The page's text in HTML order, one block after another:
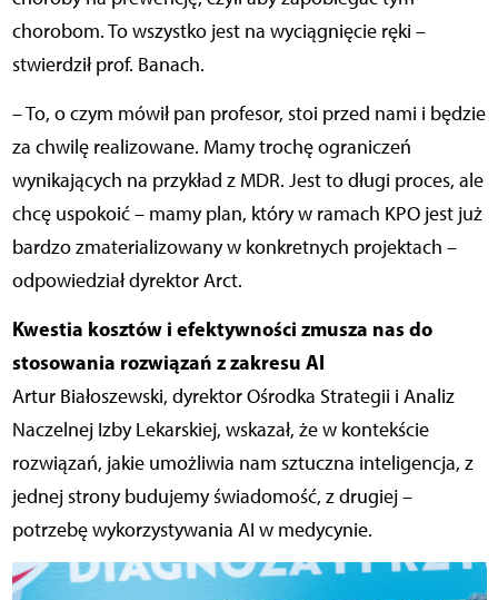
chorobom. To wszystko jest na wyciągnięcie ręki –
stwierdził prof. Banach.
– To, o czym mówił pan profesor, stoi przed nami i będzie
za chwilę realizowane. Mamy trochę ograniczeń
wynikających na przykład z MDR. Jest to długi proces, ale
chcę uspokoić – mamy plan, który w ramach KPO jest już
bardzo zmaterializowany w konkretnych projektach –
odpowiedział dyrektor Arct.
Kwestia kosztów i efektywności zmusza nas do
stosowania rozwiązań z zakresu AI
Artur Białoszewski, dyrektor Ośrodka Strategii i Analiz
Naczelnej Izby Lekarskiej, wskazał, że w kontekście
rozwiązań, jakie umożliwia nam sztuczna inteligencja, z
jednej strony budujemy świadomość, z drugiej –
potrzebę wykorzystywania AI w medycynie.